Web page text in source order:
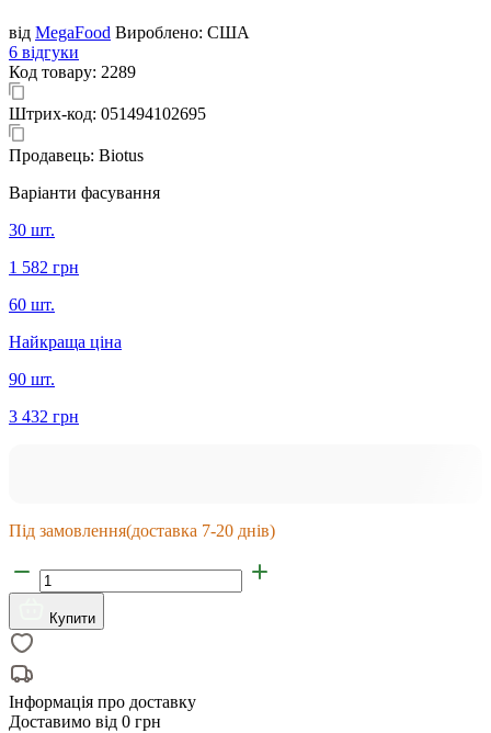
від MegaFood Вироблено: США
6 відгуки
Код товару: 2289
Штрих-код: 051494102695
Продавець: Biotus
Варіанти фасування
30 шт.
1 582 грн
60 шт.
Найкраща ціна
90 шт.
3 432 грн
Під замовлення(доставка 7-20 днів)
Купити
Інформація про доставку
Доставимо від 0 грн